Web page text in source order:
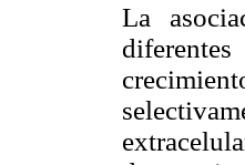
La